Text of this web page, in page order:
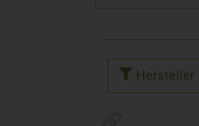
Hersteller